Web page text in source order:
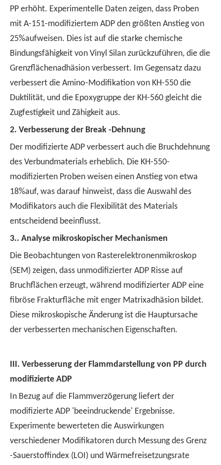
PP erhöht. Experimentelle Daten zeigen, dass Proben
mit A-151-modifiziertem ADP den größten Anstieg von
25%aufweisen. Dies ist auf die starke chemische
Bindungsfähigkeit von Vinyl Silan zurückzuführen, die die
Grenzflächenadhäsion verbessert. Im Gegensatz dazu
verbessert die Amino-Modifikation von KH-550 die
Duktilität, und die Epoxygruppe der KH-560 gleicht die
Zugfestigkeit und Zähigkeit aus.
2. Verbesserung der Break -Dehnung
Der modifizierte ADP verbessert auch die Bruchdehnung
des Verbundmaterials erheblich. Die KH-550-
modifizierten Proben weisen einen Anstieg von etwa
18%auf, was darauf hinweist, dass die Auswahl des
Modifikators auch die Flexibilität des Materials
entscheidend beeinflusst.
3.. Analyse mikroskopischer Mechanismen
Die Beobachtungen von Rasterelektronenmikroskop
(SEM) zeigen, dass unmodifizierter ADP Risse auf
Bruchflächen erzeugt, während modifizierter ADP eine
fibröse Frakturfläche mit enger Matrixadhäsion bildet.
Diese mikroskopische Änderung ist die Hauptursache
der verbesserten mechanischen Eigenschaften.
III. Verbesserung der Flammdarstellung von PP durch
modifizierte ADP
In Bezug auf die Flammverzögerung liefert der
modifizierte ADP 'beeindruckende' Ergebnisse.
Experimente bewerteten die Auswirkungen
verschiedener Modifikatoren durch Messung des Grenz
-Sauerstoffindex (LOI) und Wärmefreisetzungsrate